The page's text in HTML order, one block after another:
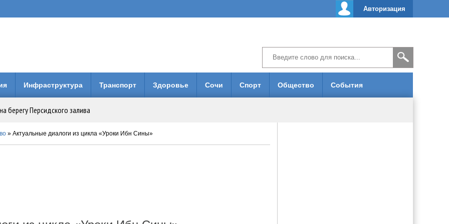
Авторизация
Инфраструктура Транспорт Здоровье Сочи Спорт Общество События
берегу Персидского залива
городская больница получила 3 млн рублей на новое оборудование
коллег по Евразийской Академии Телевидения и Радио
свободы: Бари Алибасов стал владельцем недвижимости в ОАЭ
» Актуальные диалоги из цикла «Уроки Ибн Сины»